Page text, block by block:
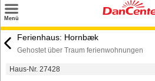
Menü
Suchen
Ferienhaus: Hornbæk
Gehostet über Traum ferienwohnungen
Haus-Nr. 27428